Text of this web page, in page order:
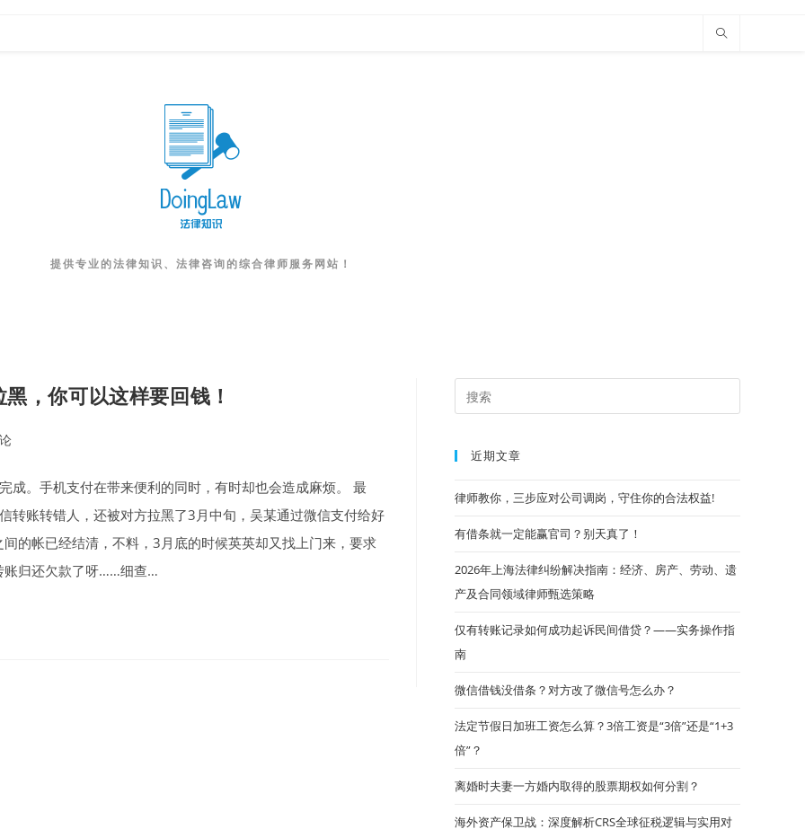
提供专业的法律知识、法律咨询的综合律师服务网站！
，你可以这样要回钱！
成。手机支付在带来便利的同时，有时却也会造成麻烦。 最
转账转错人，还被对方拉黑了3月中旬，吴某通过微信支付给好
的帐已经结清，不料，3月底的时候英英却又找上门来，要求
账归还欠款了呀……细查…
近期文章
律师教你，三步应对公司调岗，守住你的合法权益!
有借条就一定能赢官司？别天真了！
2026年上海法律纠纷解决指南：经济、房产、劳动、遗
产及合同领域律师甄选策略
仅有转账记录如何成功起诉民间借贷？——实务操作指
南
微信借钱没借条？对方改了微信号怎么办？
法定节假日加班工资怎么算？3倍工资是“3倍”还是“1+3
倍”？
离婚时夫妻一方婚内取得的股票期权如何分割？
海外资产保卫战：深度解析CRS全球征税逻辑与实用对